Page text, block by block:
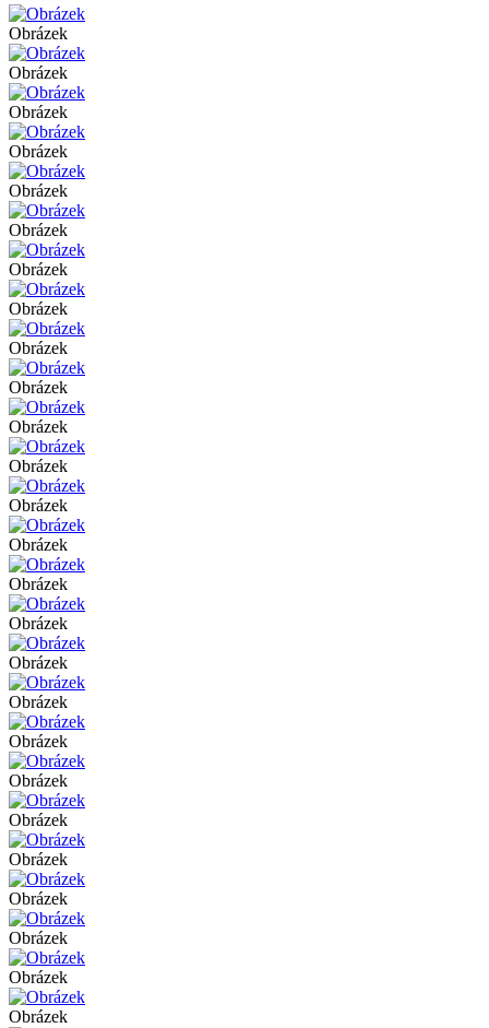
Obrázek
Obrázek
Obrázek
Obrázek
Obrázek
Obrázek
Obrázek
Obrázek
Obrázek
Obrázek
Obrázek
Obrázek
Obrázek
Obrázek
Obrázek
Obrázek
Obrázek
Obrázek
Obrázek
Obrázek
Obrázek
Obrázek
Obrázek
Obrázek
Obrázek
Obrázek